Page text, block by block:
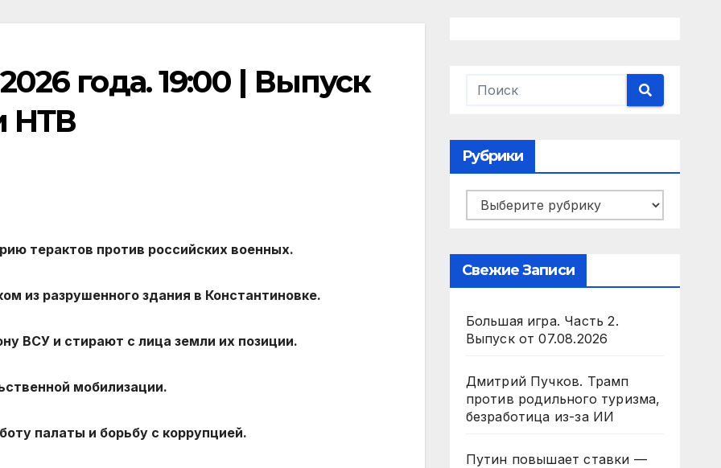
года. 19:00 | Выпуск
НТВ
терактов против российских военных.
из разрушенного здания в Константиновке.
ВСУ и стирают с лица земли их позиции.
мобилизации.
палаты и борьбу с коррупцией.
Рубрики
Рубрики
Свежие Записи
Большая игра. Часть 2.
Выпуск от 07.08.2026
Дмитрий Пучков. Трамп
против родильного туризма,
безработица из-за ИИ
Путин повышает ставки —